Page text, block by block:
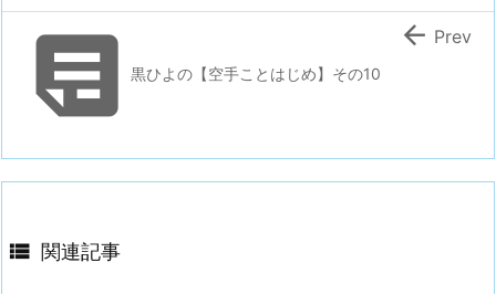
黒ひよの【空手ことはじめ】その10
 Prev
 関連記事